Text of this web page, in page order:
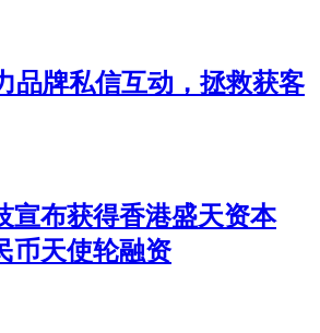
品牌私信互动，拯救获客
宣布获得香港盛天资本
币天使轮融资